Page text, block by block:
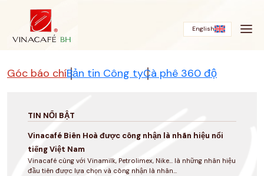
English
Góc báo chíBản tin Công tyCà phê 360 độ
TIN NỔI BẬT
Vinacafé Biên Hoà được công nhận là nhãn hiệu nổi
tiếng Việt Nam
Vinacafé cùng với Vinamilk, Petrolimex, Nike... là những nhãn hiệu
đầu tiên được lựa chọn và công nhận là nhãn...